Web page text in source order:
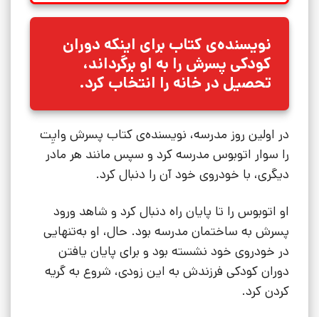
نویسنده‌ی کتاب برای اینکه دوران
کودکی پسرش را به او برگرداند،
تحصیل در خانه را انتخاب کرد.
در اولین روز مدرسه، نویسنده‌ی کتاب پسرش وایِت
را سوار اتوبوس مدرسه کرد و سپس مانند هر مادر
دیگری، با خودروی خود آن را دنبال کرد.
او اتوبوس را تا پایان راه دنبال کرد و شاهد ورود
پسرش به ساختمان مدرسه بود. حال، او به‌تنهایی
در خودروی خود نشسته بود و برای پایان یافتن
دوران کودکی فرزندش به این زودی، شروع به گریه
کردن کرد.